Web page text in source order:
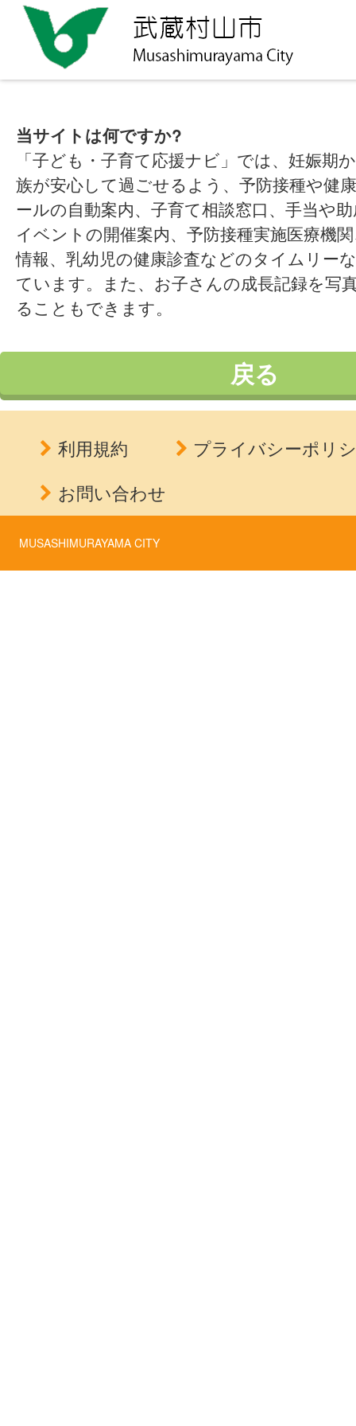
当サイトは何ですか?
「子ども・子育て応援ナビ」では、妊娠期
族が安心して過ごせるよう、予防接種や健
ールの自動案内、子育て相談窓口、手当や
イベントの開催案内、予防接種実施医療機
情報、乳幼児の健康診査などのタイムリー
ています。また、お子さんの成長記録を写
ることもできます。
戻る
利用規約
プライバシーポリ
お問い合わせ
MUSASHIMURAYAMA CITY